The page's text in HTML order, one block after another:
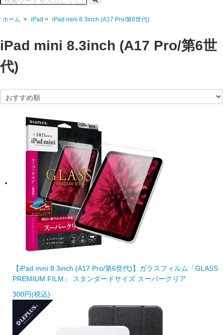
ホーム > iPad > iPad mini 8.3inch (A17 Pro/第6世代)
iPad mini 8.3inch (A17 Pro/第6世
代)
【iPad mini 8.3inch (A17 Pro/第6世代)】ガラスフィルム「GLASS
PREMIUM FILM」 スタンダードサイズ スーパークリア
300円(税込)